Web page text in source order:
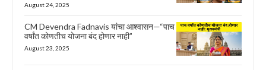
August 24, 2025
CM Devendra Fadnavis यांचा आश्वासन—“पाच
वर्षांत कोणतीच योजना बंद होणार नाही”
August 23, 2025